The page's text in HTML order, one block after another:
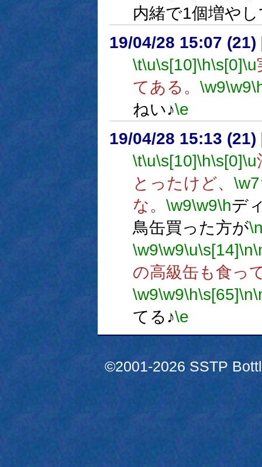
内緒で1個増や
19/04/28 15:07 (21)
\t\u\s[10]\h\s[0]\u
てある。 \w9\w9
ねい♪\e
19/04/28 15:13 (21)
\t\u\s[10]\h\s[0]\u
とったけど、 \w7
な。 \w9\w9\hデ
鳥缶買った方が
\w9\w9\u\s[14]\n
の高級缶も食っ
\w9\w9\h\s[65]\n
てる♪\e
©2001-2026 SSTP